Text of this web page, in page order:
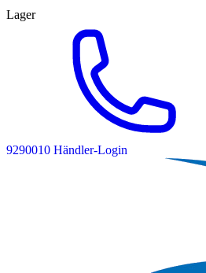
Lager
9290010 Händler-Login